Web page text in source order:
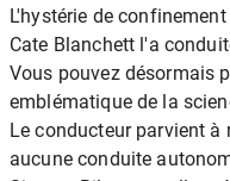
L'hystérie de
Cate Blanchett l'a
Vous pouvez désormais
emblématique de la
Le conducteur parvient à
aucune conduite